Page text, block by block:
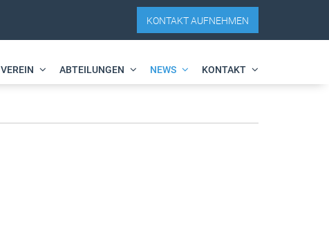
KONTAKT AUFNEHMEN
VEREIN ABTEILUNGEN NEWS KONTAKT